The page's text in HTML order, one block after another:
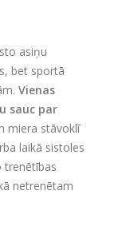
asiņu
bet sportā
Vienas
sauc par
miera stāvoklī
laikā sistoles
trenētības
netrenētam